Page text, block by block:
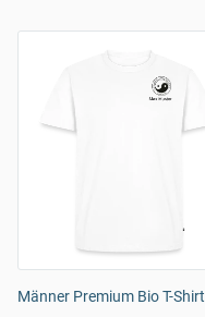
Männer Premium Bio T-Shirt